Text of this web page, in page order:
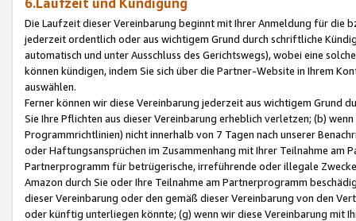
Die Laufzeit dieser Vereinbarung beginnt mit Ihrer Anmeldung für die
jederzeit ordentlich oder aus wichtigem Grund durch schriftliche
automatisch und unter Ausschluss des Gerichtswegs), wobei eine
können kündigen, indem Sie sich über die Partner-Website in Ihrem
auswählen.
Ferner können wir diese Vereinbarung jederzeit aus wichtigem Grund
Sie Ihre Pflichten aus dieser Vereinbarung erheblich verletzen; (b)
Programmrichtlinien) nicht innerhalb von 7 Tagen nach unserer
oder Haftungsansprüchen im Zusammenhang mit Ihrer Teilnahme am
Partnerprogramm für betrügerische, irreführende oder illegale
Amazon durch Sie oder Ihre Teilnahme am Partnerprogramm
dieser Vereinbarung oder den gemäß dieser Vereinbarung von den
oder künftig unterliegen könnte; (g) wenn wir diese Vereinbarung mit